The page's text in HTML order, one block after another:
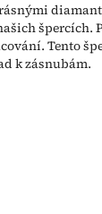
špercích.
Tento
k zásnubám.